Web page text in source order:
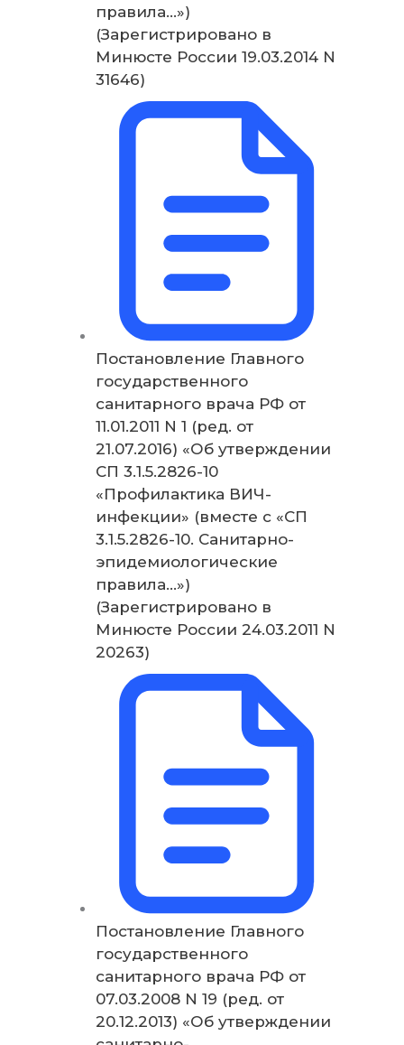
правила…»)
(Зарегистрировано в
Минюсте России 19.03.2014 N
31646)
Постановление Главного
государственного
санитарного врача РФ от
11.01.2011 N 1 (ред. от
21.07.2016) «Об утверждении
СП 3.1.5.2826-10
«Профилактика ВИЧ-
инфекции» (вместе с «СП
3.1.5.2826-10. Санитарно-
эпидемиологические
правила…»)
(Зарегистрировано в
Минюсте России 24.03.2011 N
20263)
Постановление Главного
государственного
санитарного врача РФ от
07.03.2008 N 19 (ред. от
20.12.2013) «Об утверждении